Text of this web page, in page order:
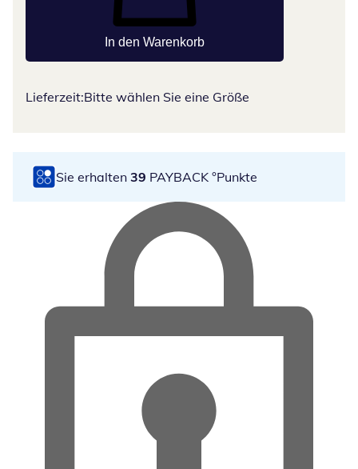
In den Warenkorb
Lieferzeit:Bitte wählen Sie eine Größe
Sie erhalten 39 PAYBACK °Punkte